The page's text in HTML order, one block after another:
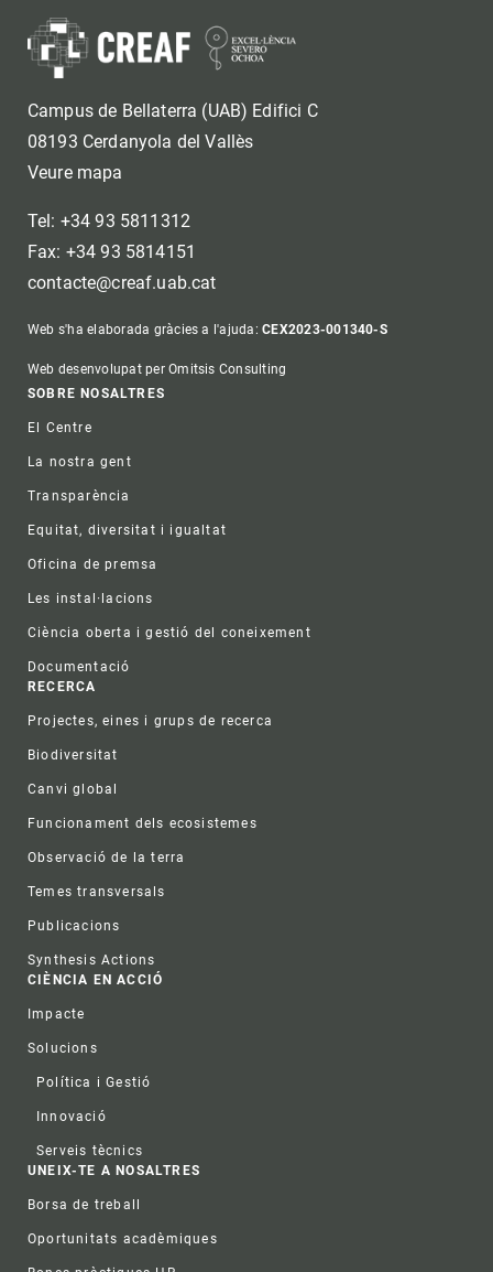
Campus de Bellaterra (UAB) Edifici C
08193 Cerdanyola del Vallès
Veure mapa
Tel: +34 93 5811312
Fax: +34 93 5814151
contacte@creaf.uab.cat
Web s'ha elaborada gràcies a l'ajuda:CEX2023-001340-S
Web desenvolupat per Omitsis Consulting
Footer
SOBRE NOSALTRES
El Centre
La nostra gent
Transparència
Equitat, diversitat i igualtat
Oficina de premsa
Les instal·lacions
Ciència oberta i gestió del coneixement
Documentació
RECERCA
Projectes, eines i grups de recerca
Biodiversitat
Canvi global
Funcionament dels ecosistemes
Observació de la terra
Temes transversals
Publicacions
Synthesis Actions
CIÈNCIA EN ACCIÓ
Impacte
Solucions
Política i Gestió
Innovació
Serveis tècnics
UNEIX-TE A NOSALTRES
Borsa de treball
Oportunitats acadèmiques